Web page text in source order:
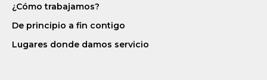
¿Cómo trabajamos?
De principio a fin contigo
Lugares donde damos servicio